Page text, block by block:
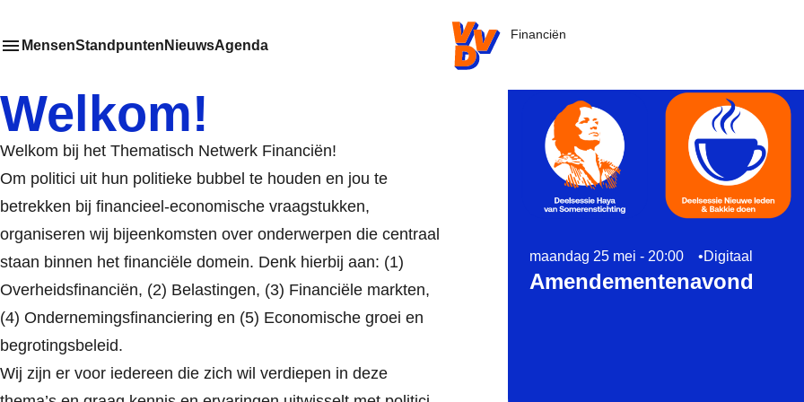
VVD.nl
Financiën
Toon het submenu van
Meer menu items
MensenStandpunten NieuwsAgenda
Welkom!
Welkom bij het Thematisch Netwerk Financiën!
Om politici uit hun politieke bubbel te houden en jou te
betrekken bij financieel-economische vraagstukken,
organiseren wij bijeenkomsten over onderwerpen die centraal
staan binnen het financiële domein. Denk hierbij aan: (1)
Overheidsfinanciën, (2) Belastingen, (3) Financiële markten,
(4) Ondernemingsfinanciering en (5) Economische groei en
begrotingsbeleid.
Wij zijn er voor iedereen die zich wil verdiepen in deze
Amendementenavond
maandag 25 mei - 20:00 Digitaal
Read more about Amendementenavond,